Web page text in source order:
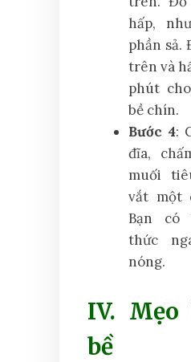
hấp,
phần sả.
trên và
phút
bề chín.
Bước 4:
đĩa,
muối
vắt một
Bạn có
thức
nóng.
IV. Mẹo
bề